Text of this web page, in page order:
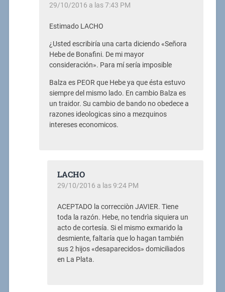
29/10/2016 a las 7:43 PM
Estimado LACHO
¿Usted escribiría una carta diciendo «Señora
Hebe de Bonafini. De mi mayor
consideración». Para mí sería imposible
Balza es PEOR que Hebe ya que ésta estuvo
siempre del mismo lado. En cambio Balza es
un traidor. Su cambio de bando no obedece a
razones ideologicas sino a mezquinos
intereses economicos.
LACHO
29/10/2016 a las 9:24 PM
ACEPTADO la correcciòn JAVIER. Tiene
toda la razón. Hebe, no tendrìa siquiera un
acto de cortesía. Si el mismo exmarido la
desmiente, faltaría que lo hagan también
sus 2 hijos «desaparecidos» domiciliados
en La Plata.